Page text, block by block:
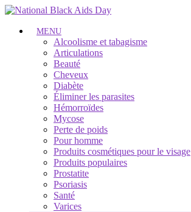
MENU
Alcoolisme et tabagisme
Articulations
Beauté
Cheveux
Diabète
Éliminer les parasites
Hémorroïdes
Mycose
Perte de poids
Pour homme
Produits cosmétiques pour le visage
Produits populaires
Prostatite
Psoriasis
Santé
Varices